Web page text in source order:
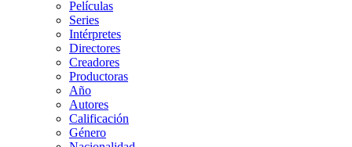
Películas
Series
Intérpretes
Directores
Creadores
Productoras
Año
Autores
Calificación
Género